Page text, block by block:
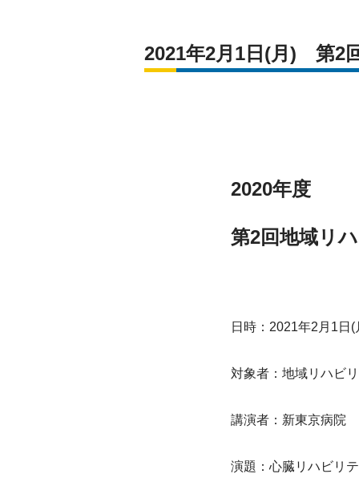
2021年2月1日(月)　第2
2020年度
第2回地域リ
日時：2021年2月1日
対象者：地域リハビ
講演者：新東京病院
演題：心臓リハビリ